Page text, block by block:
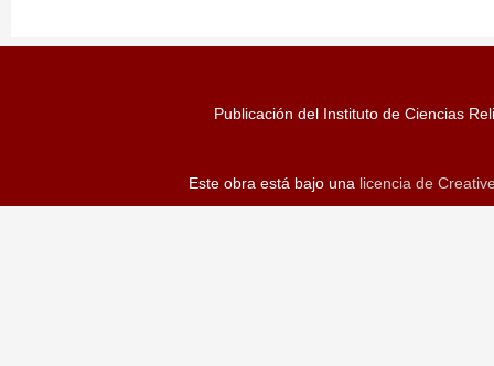
Publicación del Instituto de Ciencias
Este obra está bajo una licencia de